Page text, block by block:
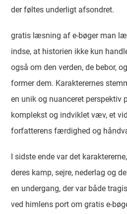
der føltes underligt afsondret.
gratis læsning af e-bøger man
indse, at historien ikke kun
også om den verden, de bebor,
former dem. Karakterernes
en unik og nuanceret perspektiv
komplekst og indviklet væv, et
forfatterens færdighed og
I sidste ende var det
deres kamp, sejre, nederlag og
en undergang, der var både
ved himlens port om gratis e-